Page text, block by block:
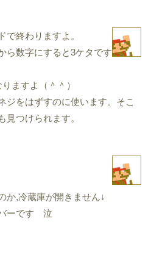
で終わりますよ。
ら数字にすると3ケタです
ますよ（＾＾）
ジをはずすのに使います。そこ
見つけられます。
か,冷蔵庫が開きません↓
ーです 泣